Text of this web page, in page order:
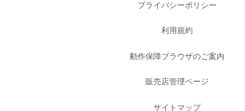
プライバシーポリシー
利用規約
動作保障ブラウザのご案内
販売店管理ページ
サイトマップ